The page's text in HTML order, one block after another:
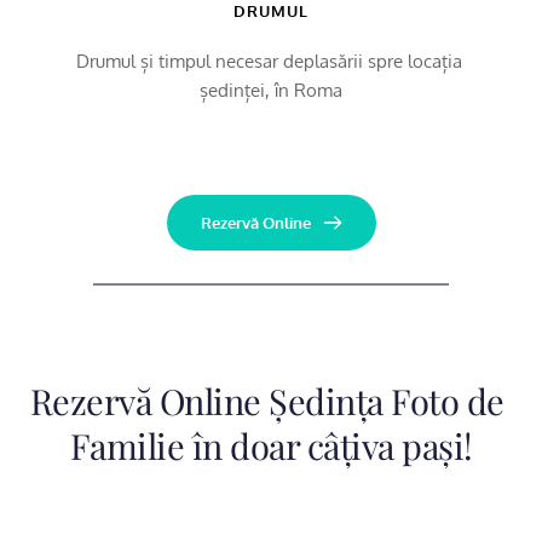
DRUMUL
Drumul și timpul necesar deplasării spre locația
ședinței, în Roma
Rezervă Online
Rezervă Online Ședința Foto de
Familie în doar câțiva pași!